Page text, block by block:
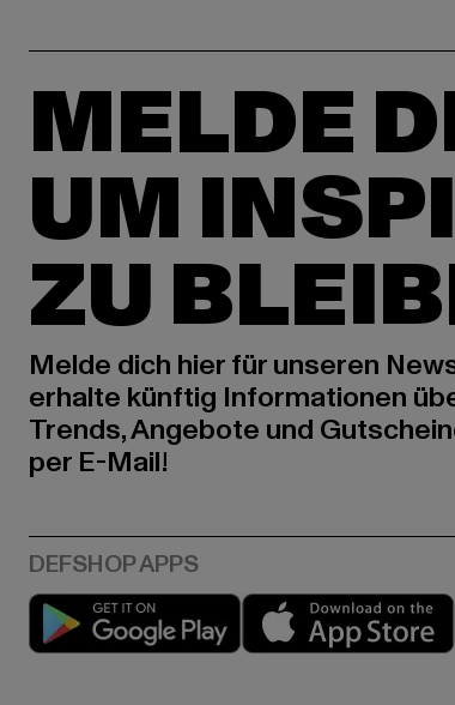
MELDE
UM
ZU
Melde dich hier für unseren
erhalte künftig Informationen
Trends, Angebote und
per E-Mail!
Play market